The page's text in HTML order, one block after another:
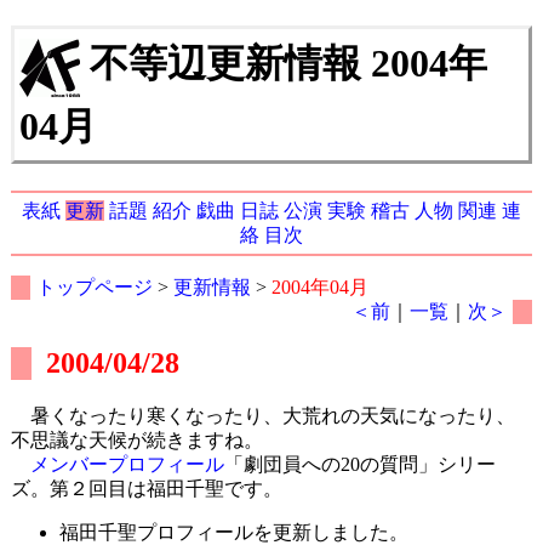
不等辺更新情報 2004年
04月
表紙 更新 話題 紹介 戯曲 日誌 公演 実験 稽古 人物 関連 連
絡 目次
トップページ > 更新情報 > 2004年04月
＜前 ｜一覧 次＞
2004/04/28
暑くなったり寒くなったり、大荒れの天気になったり、
不思議な天候が続きますね。
メンバープロフィール「劇団員への20の質問」シリー
ズ。第２回目は福田千聖です。
福田千聖プロフィールを更新しました。